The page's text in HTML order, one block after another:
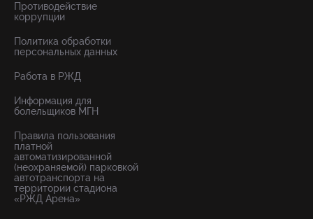
Противодействие
коррупции
Политика обработки
персональных данных
Работа в РЖД
Информация для
болельщиков МГН
Правила пользования
платной
автоматизированной
(неохраняемой) парковкой
автотранспорта на
территории стадиона
«РЖД Арена»